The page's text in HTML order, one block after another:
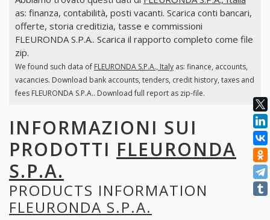
as: finanza, contabilità, posti vacanti. Scarica conti bancari,
offerte, storia creditizia, tasse e commissioni
FLEURONDA S.P.A.. Scarica il rapporto completo come file
zip.
We found such data of FLEURONDA S.P.A., Italyas: finance, accounts,
vacancies. Download bank accounts, tenders, credit history, taxes and
fees FLEURONDA S.P.A.. Download full report as zip-file.
INFORMAZIONI SUI
PRODOTTI FLEURONDA
S.P.A.
PRODUCTS INFORMATION
FLEURONDA S.P.A.